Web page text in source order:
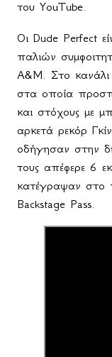
του YouTube
Οι Dude Perfect
παλιών
A&M. Στο κανάλι
στα οποία
και στόχους με
αρκετά ρεκόρ
οδήγησαν στην
τους απέφερε 6
κατέγραψαν στο
Backstage Pass